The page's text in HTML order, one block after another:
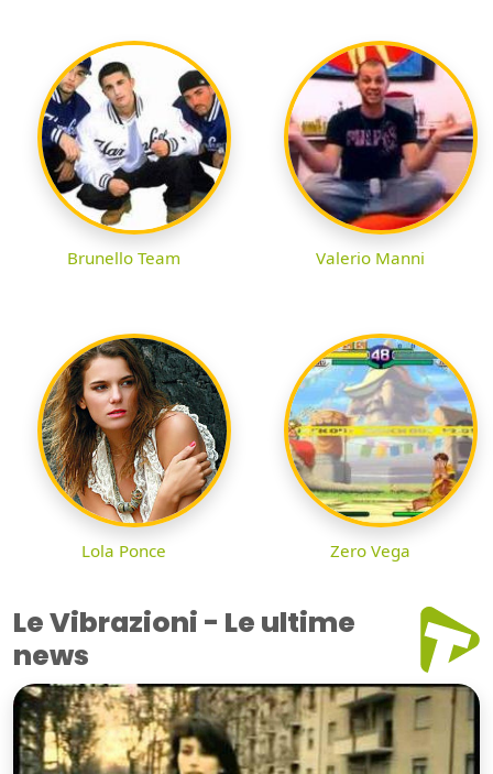
Brunello Team Valerio Manni
Lola Ponce Zero Vega
Le Vibrazioni - Le ultime
news